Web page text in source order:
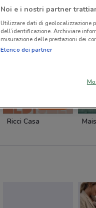
Ricci Casa
Noi e i nostri partner
Utilizzare dati di geolocalizzazione
dell’identificazione. Archiviare
misurazione delle prestazioni dei
Elenco dei partner